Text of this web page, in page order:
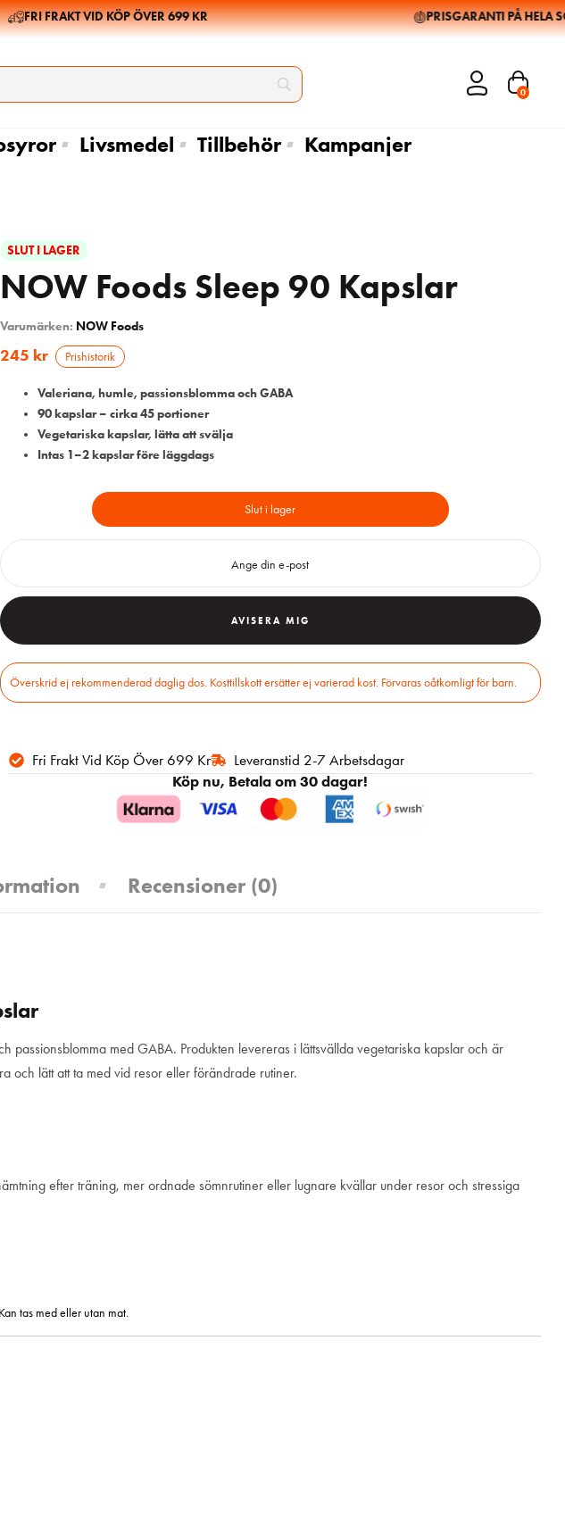
FRI FRAKT VID KÖP ÖVER 699 KR PRISGARANTI PÅ HELA
0
Livsmedel Tillbehör Kampanjer
SLUT I LAGER
NOW Foods Sleep 90 Kapslar
Varumärken: NOW Foods
245 kr Prishistorik
Valeriana, humle, passionsblomma och GABA
90 kapslar – cirka 45 portioner
Vegetariska kapslar, lätta att svälja
Intas 1–2 kapslar före läggdags
Slut i lager
AVISERA MIG
Fri Frakt Vid Köp Över 699 Kr
Leveranstid 2-7 Arbetsdagar
Köp nu, Betala om 30 dagar!
Recensioner (0)
passionsblomma med GABA. Produkten levereras i lättsvällda vegetariska kapslar och är
och lätt att ta med vid resor eller förändrade rutiner.
efter träning, mer ordnade sömnrutiner eller lugnare kvällar under resor och stressiga
tas med eller utan mat.